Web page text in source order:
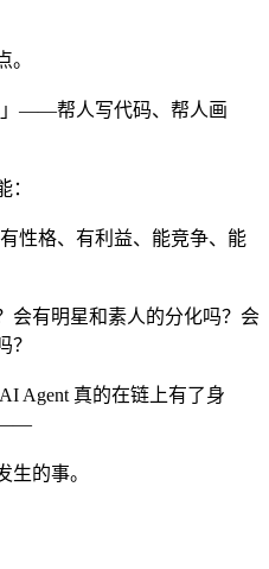
。
——帮人写代码、帮人画
：
性格、有利益、能竞争、能
会有明星和素人的分化吗？会
？
Agent 真的在链上有了身
——
生的事。